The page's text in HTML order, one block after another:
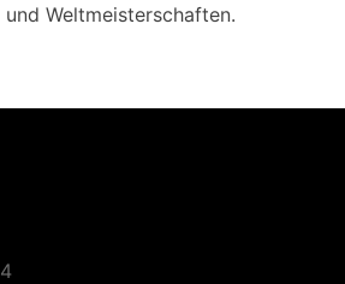
Weltmeisterschaften.